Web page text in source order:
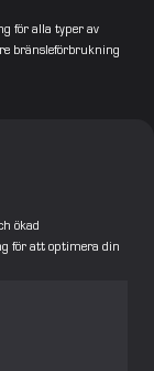
för alla typer av
bränsleförbrukning
ökad
för att optimera din